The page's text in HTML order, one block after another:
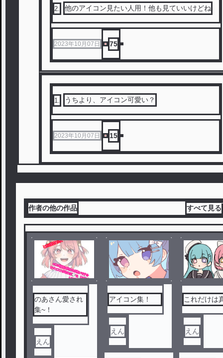
2 他のアイコン見たい人用！他も見ていいけどね
2023年10月07日 75
1 うちより、アイコン可愛い？
2023年10月07日 15
作者の他の作品 すべて見る
のあさん愛され
集~！
えん
アイコン集！
えん
これだけは
えん